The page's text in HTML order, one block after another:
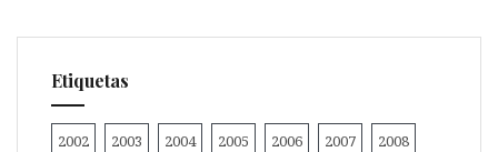
Etiquetas
2002 2003 2004 2005 2006 2007 2008